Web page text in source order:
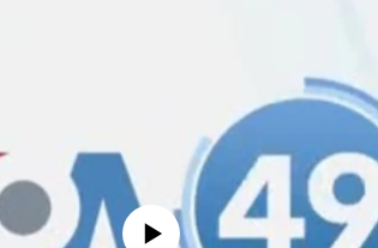
No media source currently available